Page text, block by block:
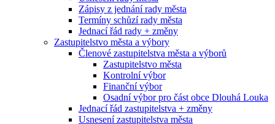
Zápisy z jednání rady města
Termíny schůzí rady města
Jednací řád rady + změny
Zastupitelstvo města a výbory
Členové zastupitelstva města a výborů
Zastupitelstvo města
Kontrolní výbor
Finanční výbor
Osadní výbor pro část obce Dlouhá Louka
Jednací řád zastupitelstva + změny
Usnesení zastupitelstva města